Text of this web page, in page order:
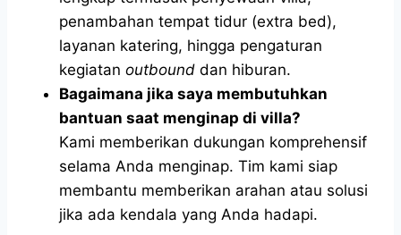
penambahan tempat tidur (extra bed),
layanan katering, hingga pengaturan
kegiatan outbound dan hiburan.
Bagaimana jika saya membutuhkan
bantuan saat menginap di villa?
Kami memberikan dukungan komprehensif
selama Anda menginap. Tim kami siap
membantu memberikan arahan atau solusi
jika ada kendala yang Anda hadapi.